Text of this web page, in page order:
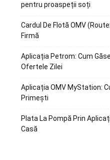
pentru proaspeții soți
Cardul De Flotă OMV
Firmă
Aplicația Petrom: Cum
Ofertele Zilei
Aplicația OMV MyStation:
Primești
Plata La Pompă Prin
Casă